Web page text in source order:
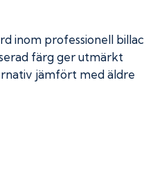
inom professionell
färg ger utmärkt
jämfört med äldre